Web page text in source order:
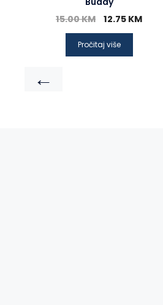
15.00KM 12.75 KM
Pročitaj više
←